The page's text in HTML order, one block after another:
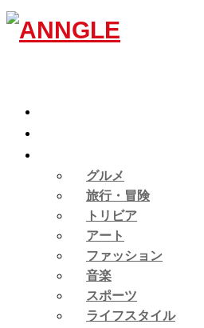
グルメ
旅行・冒険
トリビア
アート
ファッション
音楽
スポーツ
ライフスタイル